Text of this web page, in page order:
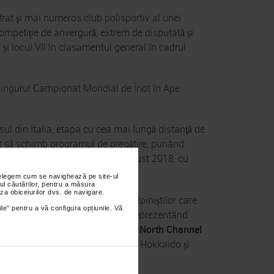
cum se navighează pe site-ul
căutărilor, pentru a măsura
obiceiurilor dvs. de navigare.
pentru a vă configura opțiunile. Vă
şi mai numeros club polisportiv al unei
de anvergură, extrem de disputată și
locul VII în clasamentul general în cadrul
Campionat Mondial de Înot în Ape
din Italia, etapa cu cea mai lungă distanţă de
schimb programul de pregătire, punând
Seven – care va începe în august 2018, cu
Seven Summits
al alpiniștilor care
distanțe de tip „open water”, reprezentând
North Channel
– Japonia, între Honshu și Hokkaido și